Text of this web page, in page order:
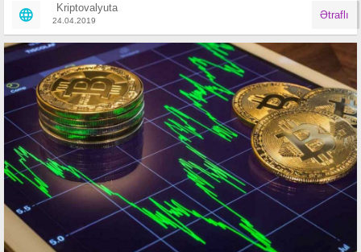
Kriptovalyuta
24.04.2019 Ətraflı